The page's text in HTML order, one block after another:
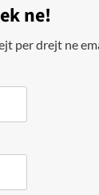
ne!
per drejt ne